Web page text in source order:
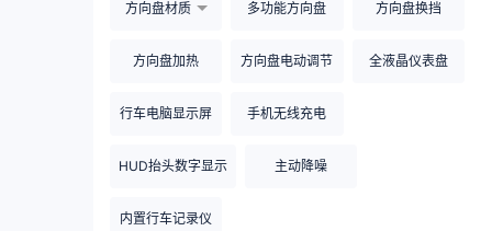
方向盘材质 多功能方向盘 方向盘换挡
方向盘加热 方向盘电动调节 全液晶仪表盘
行车电脑显示屏 手机无线充电
HUD抬头数字显示 主动降噪
内置行车记录仪